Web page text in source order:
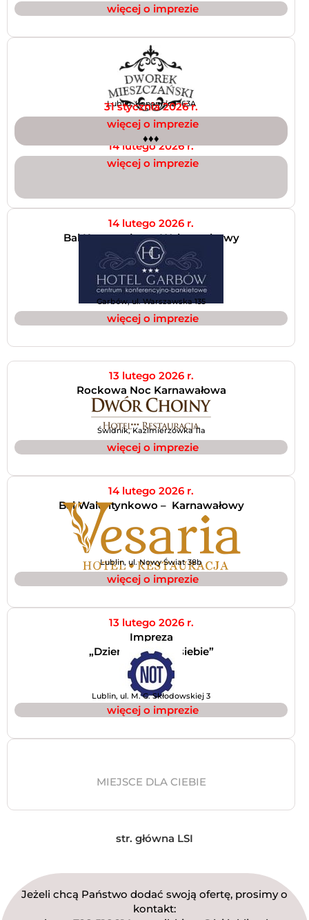
więcej o imprezie
Lublin, Konopnica 163A
31 stycznia 2026 r.
Bal Wenecki
więcej o imprezie
♦♦♦
14 lutego 2026 r.
Bal Walentynkowy
więcej o imprezie
14 lutego 2026 r.
Bal Karnawałowo-Walentynkowy
Garbów, ul. Warszawska 135
więcej o imprezie
13 lutego 2026 r.
Rockowa Noc Karnawałowa
Świdnik, Kazimierzówka 11a
więcej o imprezie
14 lutego 2026 r.
Bal Walentynkowo – Karnawałowy
Lublin, ul. Nowy Świat 38b
więcej o imprezie
13 lutego 2026 r.
Impreza
„Dzień Kochania siebie”
Lublin, ul. M. C. Skłodowskiej 3
więcej o imprezie
MIEJSCE DLA CIEBIE
str. główna LSI
Jeżeli chcą Państwo dodać swoją ofertę, prosimy o
kontakt: